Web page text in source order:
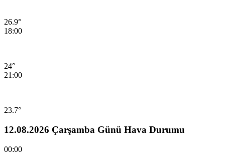
26.9°
18:00
24°
21:00
23.7°
12.08.2026 Çarşamba Günü Hava Durumu
00:00